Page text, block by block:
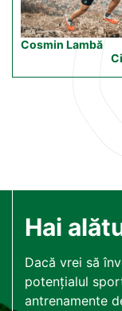
Cosmin Lambă
Hai
Dacă vrei să
potențialul
antrenamente